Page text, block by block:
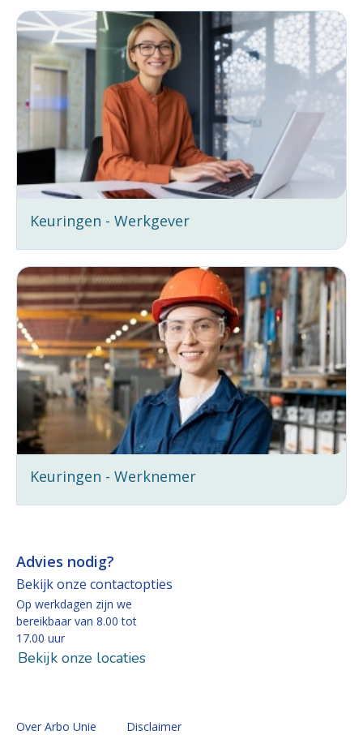
Keuringen - Werkgever
Keuringen - Werknemer
Advies nodig?
Bekijk onze contactopties
Op werkdagen zijn we
bereikbaar van 8.00 tot
17.00 uur
Bekijk onze locaties
Over Arbo Unie Disclaimer